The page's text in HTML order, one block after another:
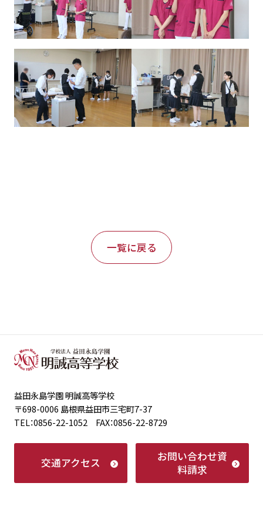
一覧に戻る
益田永島学園 明誠高等学校
〒698-0006 島根県益田市三宅町7-37
TEL：0856-22-1052 FAX：0856-22-8729
交通アクセス お問い合わせ資
料請求